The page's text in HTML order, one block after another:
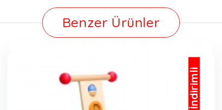
Benzer Ürünler
İndirimli